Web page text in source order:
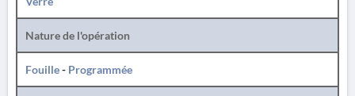
Nature de l'opération
Fouille- Programmée